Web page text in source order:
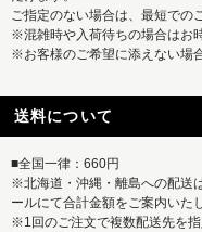
ご指定のない場合は、最短での
※混雑時や入荷待ちの場合はお
※お客様のご希望に添えない場
送料について
■全国一律：660円
※北海道・沖縄・離島への配送
ールにて合計金額をご案内いた
※1回のご注文で複数配送先を